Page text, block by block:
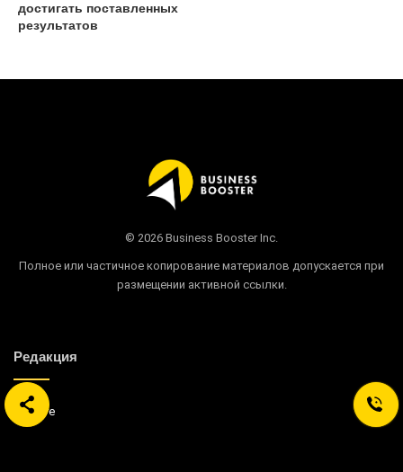
достигать поставленных
результатов
© 2026 Business Booster Inc.
Полное или частичное копирование материалов допускается при
размещении активной ссылки.
Редакция
О сайте